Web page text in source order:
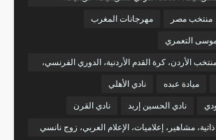
منتخب مصر مهرجانات المغرب
التعمري
الأردن، كرة القدم الأردنية، الدوري الفرنسي،
ميادة عبده نادي الأهلي
نادي الحسين إربد نادي القرن
مشاهير، إعلاميات، الإعلام العربي، زوج نانسي